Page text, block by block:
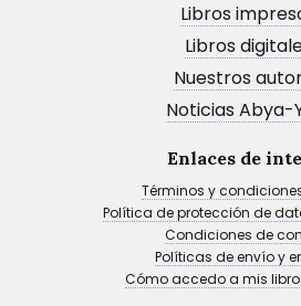
Libros
Libros
Nuestros
Noticias Abya-
Enlaces de
Términos y
Política de protección de
Condiciones de
Políticas de envío y
Cómo accedo a mis